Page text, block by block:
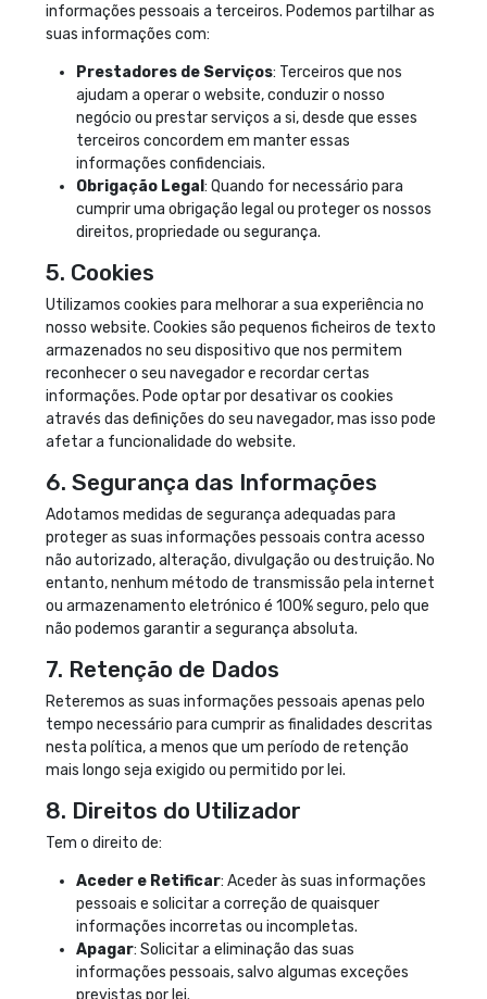
informações pessoais a terceiros. Podemos partilhar as
suas informações com:
Prestadores de Serviços: Terceiros que nos
ajudam a operar o website, conduzir o nosso
negócio ou prestar serviços a si, desde que esses
terceiros concordem em manter essas
informações confidenciais.
Obrigação Legal : Quando for necessário para
cumprir uma obrigação legal ou proteger os nossos
direitos, propriedade ou segurança.
5. Cookies
Utilizamos cookies para melhorar a sua experiência no
nosso website. Cookies são pequenos ficheiros de texto
armazenados no seu dispositivo que nos permitem
reconhecer o seu navegador e recordar certas
informações. Pode optar por desativar os cookies
através das definições do seu navegador, mas isso pode
afetar a funcionalidade do website.
6. Segurança das Informações
Adotamos medidas de segurança adequadas para
proteger as suas informações pessoais contra acesso
não autorizado, alteração, divulgação ou destruição. No
entanto, nenhum método de transmissão pela internet
ou armazenamento eletrónico é 100% seguro, pelo que
não podemos garantir a segurança absoluta.
7. Retenção de Dados
Reteremos as suas informações pessoais apenas pelo
tempo necessário para cumprir as finalidades descritas
nesta política, a menos que um período de retenção
mais longo seja exigido ou permitido por lei.
8. Direitos do Utilizador
Tem o direito de:
Aceder e Retificar: Aceder às suas informações
pessoais e solicitar a correção de quaisquer
informações incorretas ou incompletas.
Apagar: Solicitar a eliminação das suas
informações pessoais, salvo algumas exceções
previstas por lei.